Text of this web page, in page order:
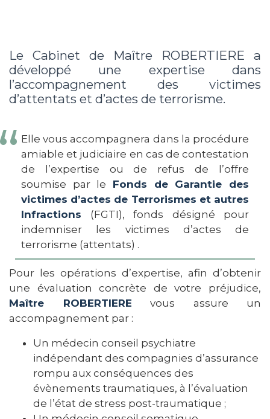
Le Cabinet de Maître ROBERTIERE a
développé une expertise dans
l’accompagnement des victimes
d’attentats et d’actes de terrorisme.
Elle vous accompagnera dans la procédure
amiable et judiciaire en cas de contestation
de l’expertise ou de refus de l’offre
soumise par le Fonds de Garantie des
victimes d’actes de Terrorismes et autres
Infractions (FGTI), fonds désigné pour
indemniser les victimes d’actes de
terrorisme (attentats) .
Pour les opérations d’expertise, afin d’obtenir
une évaluation concrète de votre préjudice,
Maître ROBERTIERE vous assure un
accompagnement par :
Un médecin conseil psychiatre
indépendant des compagnies d’assurance
rompu aux conséquences des
évènements traumatiques, à l’évaluation
de l’état de stress post-traumatique ;